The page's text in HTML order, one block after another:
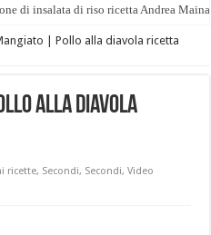
di insalata di riso ricetta Andrea
| Pollo alla diavola ricetta
alla diavola
ricette, Secondi, Secondi,Video